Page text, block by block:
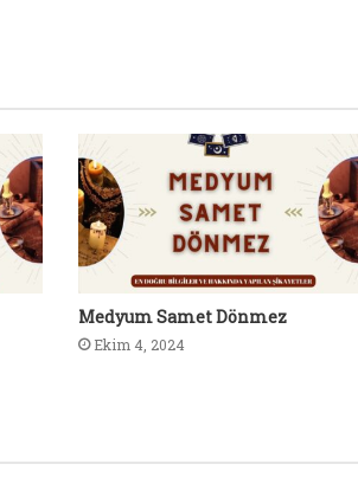
Medyum Samet Dönmez
Ekim 4, 2024